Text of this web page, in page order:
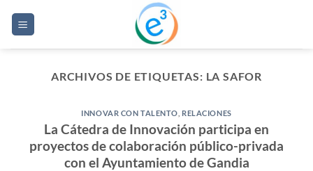
ARCHIVOS DE ETIQUETAS: LA SAFOR
INNOVAR CON TALENTO RELACIONES
La Cátedra de Innovación participa en
proyectos de colaboración público-privada
con el Ayuntamiento de Gandia